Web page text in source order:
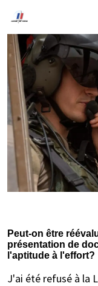
Peut-on être
présentation de
l'aptitude à l'effort?
J'ai été refusé à la